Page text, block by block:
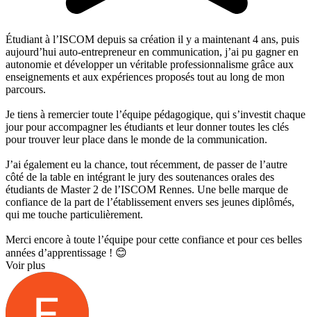
Étudiant à l’ISCOM depuis sa création il y a maintenant 4 ans, puis
aujourd’hui auto-entrepreneur en communication, j’ai pu gagner en
autonomie et développer un véritable professionnalisme grâce aux
enseignements et aux expériences proposés tout au long de mon
parcours.
Je tiens à remercier toute l’équipe pédagogique, qui s’investit chaque
jour pour accompagner les étudiants et leur donner toutes les clés
pour trouver leur place dans le monde de la communication.
J’ai également eu la chance, tout récemment, de passer de l’autre
côté de la table en intégrant le jury des soutenances orales des
étudiants de Master 2 de l’ISCOM Rennes. Une belle marque de
confiance de la part de l’établissement envers ses jeunes diplômés,
qui me touche particulièrement.
Merci encore à toute l’équipe pour cette confiance et pour ces belles
années d’apprentissage ! 😊
Voir plus